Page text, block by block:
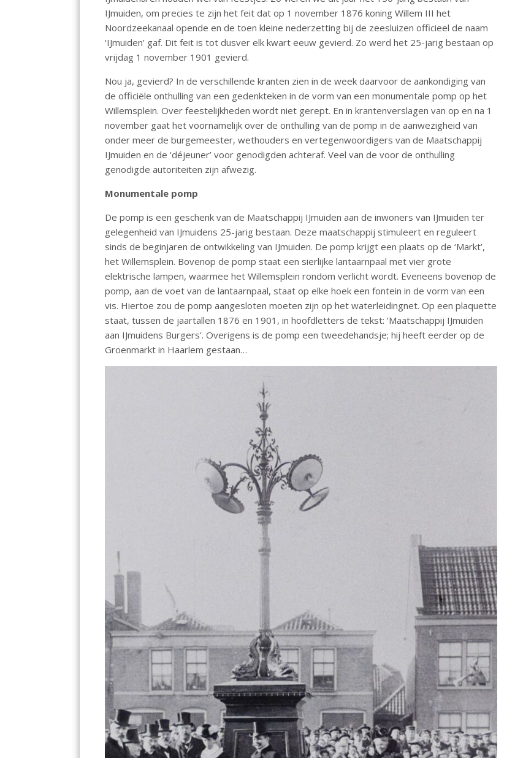
IJmuiden, om precies te zijn het feit dat op 1 november 1876 koning Willem III het
Noordzeekanaal opende en de toen kleine nederzetting bij de zeesluizen officieel de naam
‘IJmuiden’ gaf. Dit feit is tot dusver elk kwart eeuw gevierd. Zo werd het 25-jarig bestaan op
vrijdag 1 november 1901 gevierd.
Nou ja, gevierd? In de verschillende kranten zien in de week daarvoor de aankondiging van
de officiële onthulling van een gedenkteken in de vorm van een monumentale pomp op het
Willemsplein. Over feestelijkheden wordt niet gerept. En in krantenverslagen van op en na 1
november gaat het voornamelijk over de onthulling van de pomp in de aanwezigheid van
onder meer de burgemeester, wethouders en vertegenwoordigers van de Maatschappij
IJmuiden en de ‘déjeuner’ voor genodigden achteraf. Veel van de voor de onthulling
genodigde autoriteiten zijn afwezig.
Monumentale pomp
De pomp is een geschenk van de Maatschappij IJmuiden aan de inwoners van IJmuiden ter
gelegenheid van IJmuidens 25-jarig bestaan. Deze maatschappij stimuleert en reguleert
sinds de beginjaren de ontwikkeling van IJmuiden. De pomp krijgt een plaats op de ‘Markt’,
het Willemsplein. Bovenop de pomp staat een sierlijke lantaarnpaal met vier grote
elektrische lampen, waarmee het Willemsplein rondom verlicht wordt. Eveneens bovenop de
pomp, aan de voet van de lantaarnpaal, staat op elke hoek een fontein in de vorm van een
vis. Hiertoe zou de pomp aangesloten moeten zijn op het waterleidingnet. Op een plaquette
staat, tussen de jaartallen 1876 en 1901, in hoofdletters de tekst: ‘Maatschappij IJmuiden
aan IJmuidens Burgers’. Overigens is de pomp een tweedehandsje; hij heeft eerder op de
Groenmarkt in Haarlem gestaan…